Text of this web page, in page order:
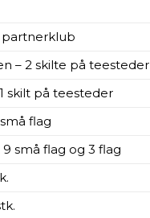
partnerklub
– 2 skilte på teesteder
skilt på teesteder
flag
små flag og 3 flag